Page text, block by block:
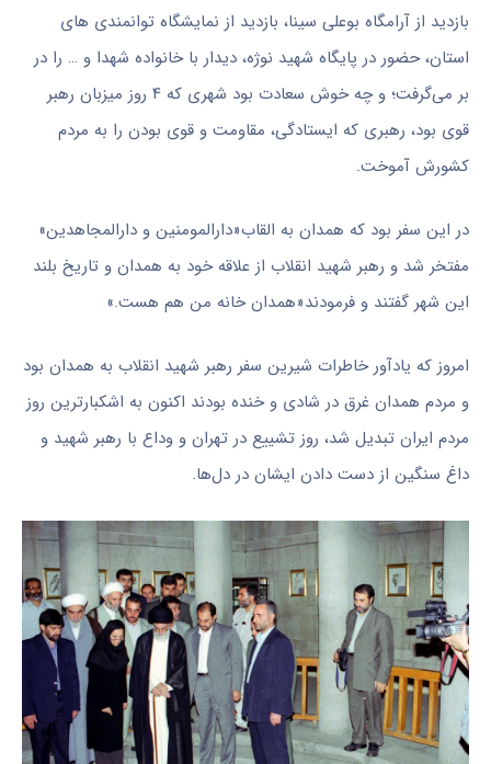
بازدید از آرامگاه بوعلی سینا، بازدید از نمایشگاه توانمندی های
استان، حضور در پایگاه شهید نوژه، دیدار با خانواده شهدا و … را در
بر می‌گرفت؛ و چه خوش سعادت بود شهری که ۴ روز میزبان رهبر
قوی بود، رهبری که ایستادگی، مقاومت و قوی بودن را به مردم
کشورش آموخت.
در این سفر بود که همدان به القاب«دارالمومنین و دارالمجاهدین»
مفتخر شد و رهبر شهید انقلاب از علاقه خود به همدان و تاریخ بلند
این شهر گفتند و فرمودند«همدان خانه من هم هست.»
امروز که یادآور خاطرات شیرین سفر رهبر شهید انقلاب به همدان بود
و مردم همدان غرق در شادی و خنده بودند اکنون به اشکبارترین روز
مردم ایران تبدیل شد، روز تشییع در تهران و وداع با رهبر شهید و
داغ سنگین از دست دادن ایشان در دل‌ها.